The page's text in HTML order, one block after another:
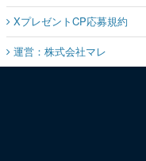
XプレゼントCP応募規約
運営：株式会社マレ